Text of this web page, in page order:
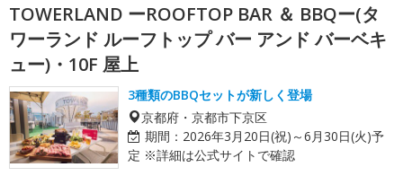
TOWERLAND ーROOFTOP BAR ＆ BBQー(タ
ワーランド ルーフトップ バー アンド バーベキ
ュー)・10F 屋上
3種類のBBQセットが新しく登場
京都府・京都市下京区
期間： 2026年3月20日(祝)～6月30日(火)予
定 ※詳細は公式サイトで確認